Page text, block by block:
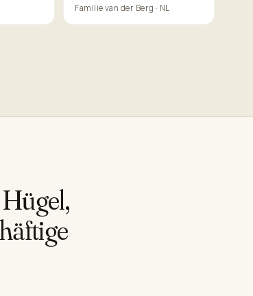
Familie van der Berg · NL